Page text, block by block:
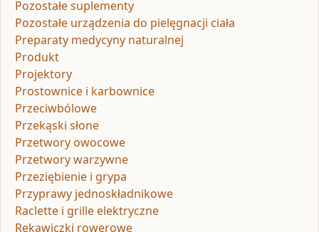
Pozostałe suplementy
Pozostałe urządzenia do pielęgnacji ciała
Preparaty medycyny naturalnej
Produkt
Projektory
Prostownice i karbownice
Przeciwbólowe
Przekąski słone
Przetwory owocowe
Przetwory warzywne
Przeziębienie i grypa
Przyprawy jednoskładnikowe
Raclette i grille elektryczne
Rękawiczki rowerowe